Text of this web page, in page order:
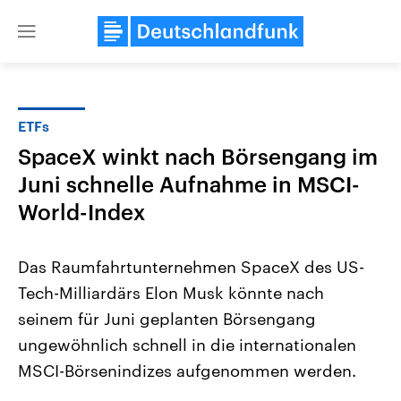
Close
Landtagswahl Sachsen-Anhalt
2026
Alle Informationen
Sachsen-Anhalt wählt am 6.
September 2026 einen neuen
Aktuelle Beiträge,
Hintergründe
Wirtschaftlich und
gehören die Vereinigten
ETFs
SpaceX winkt nach Börsengang im
Juni schnelle Aufnahme in MSCI-
World-Index
​Das Raumfahrtunternehmen SpaceX des US-
Tech-Milliardärs Elon Musk könnte nach
seinem für Juni geplanten ‌Börsengang
ungewöhnlich ⁠schnell in die internationalen
⁠MSCI-Börsenindizes aufgenommen werden.